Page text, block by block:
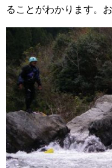
ることがわかります。